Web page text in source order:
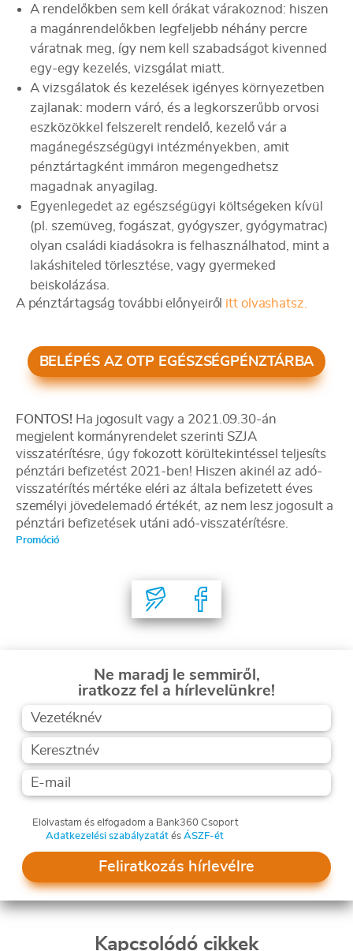
A rendelőkben sem kell órákat várakoznod: hiszen
a magánrendelőkben legfeljebb néhány percre
váratnak meg, így nem kell szabadságot kivenned
egy-egy kezelés, vizsgálat miatt.
A vizsgálatok és kezelések igényes környezetben
zajlanak: modern váró, és a legkorszerűbb orvosi
eszközökkel felszerelt rendelő, kezelő vár a
magánegészségügyi intézményekben, amit
pénztártagként immáron megengedhetsz
magadnak anyagilag.
Egyenlegedet az egészségügyi költségeken kívül
(pl. szemüveg, fogászat, gyógyszer, gyógymatrac)
olyan családi kiadásokra is felhasználhatod, mint a
lakáshiteled törlesztése, vagy gyermeked
beiskolázása.
A pénztártagság további előnyeiről itt olvashatsz.
BELÉPÉS AZ OTP EGÉSZSÉGPÉNZTÁRBA
FONTOS! Ha jogosult vagy a 2021.09.30-án
megjelent kormányrendelet szerinti SZJA
visszatérítésre, úgy fokozott körültekintéssel teljesíts
pénztári befizetést 2021-ben! Hiszen akinél az adó-
visszatérítés mértéke eléri az általa befizetett éves
személyi jövedelemadó értékét, az nem lesz jogosult a
pénztári befizetések utáni adó-visszatérítésre.
Promóció
Ne maradj le semmiről,
iratkozz fel a hírlevelünkre!
Elolvastam és elfogadom a Bank360 Csoport
Adatkezelési szabályzatátés ÁSZF-ét
Feliratkozás hírlevélre
Kapcsolódó cikkek